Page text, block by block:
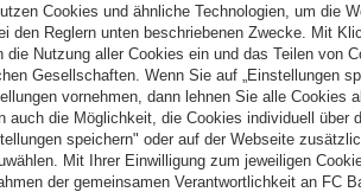
wenn das notwendig ist, weil Du gegen
sind.
die Daten zu speichern. In jedem
diesen Zweck.
diese Rechte, wenn es um Deine